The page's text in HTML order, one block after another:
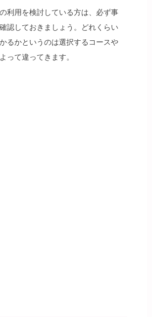
利用を検討している方は、必ず事
認しておきましょう。どれくらい
るかというのは選択するコースや
って違ってきます。